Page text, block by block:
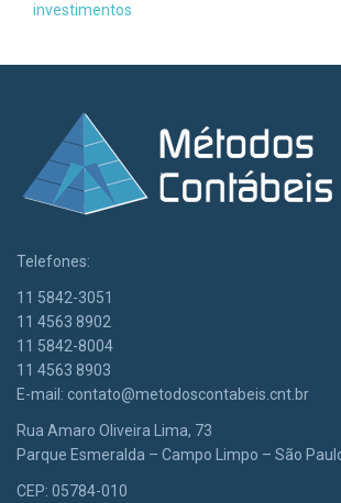
investimentos
Telefones:
11 5842-3051
11 4563 8902
11 5842-8004
11 4563 8903
E-mail: contato@metodoscontabeis.cnt.br
Rua Amaro Oliveira Lima, 73
Parque Esmeralda – Campo Limpo – São
CEP: 05784-010